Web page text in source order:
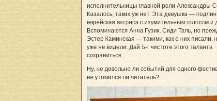
исполнительницы главной роли Александры
Казалось, таких уж нет. Эта девушка —
еврейская актриса с изумительным голосом и
Вспоминаются Анна Гузик, Сиди Таль, но
Эстер Каминская — такими, как о них писали,
уже не видели. Дай Б-г чистоте этого таланта
сохраниться.
Ну, не довольно ли событий для одного
не утомился ли читатель?